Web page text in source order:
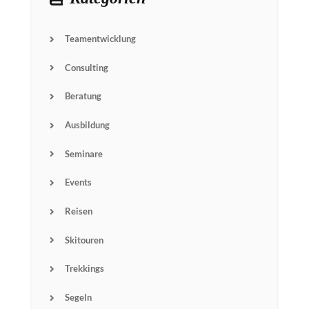
Teamentwicklung
Consulting
Beratung
Ausbildung
Seminare
Events
Reisen
Skitouren
Trekkings
Segeln